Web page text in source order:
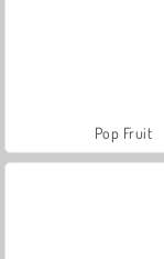
Pop Fruit